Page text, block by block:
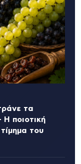
τα
ποιοτική
του